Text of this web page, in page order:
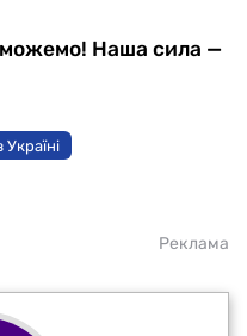
Наша сила —
Україні
Реклама